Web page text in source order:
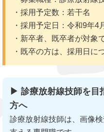
・採用予定数：若干名
・採用予定日：令和9年4
・新卒者、既卒者が対象
・既卒の方は、採用日に
▶ 診療放射線技師を目
方へ
診療放射線技師は、画像